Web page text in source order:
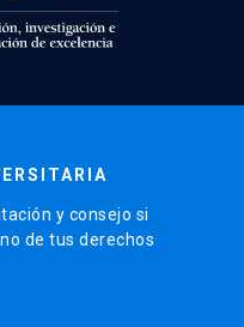
y consejo si
de tus derechos